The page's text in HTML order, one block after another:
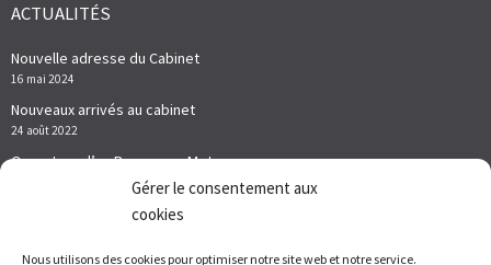
Gérer le consentement aux
cookies
Nous utilisons des cookies pour optimiser notre site web et notre service.
ACTUALITÉS
Nouvelle adresse du Cabinet
16 mai 2024
Nouveaux arrivés au cabinet
24 août 2022
Ouverture d’un Bureau sur Metz